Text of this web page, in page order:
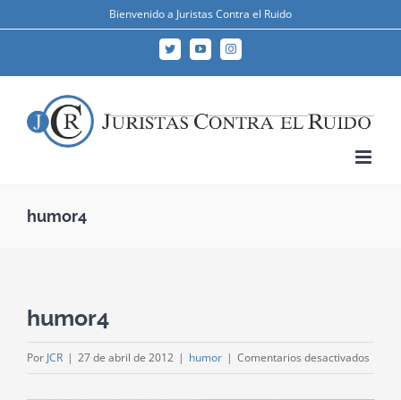
Bienvenido a Juristas Contra el Ruido
TwitterYouTubeInstagram
humor4
humor4
Por JCR | 27 de abril de 2012 | humor | Comentarios desactivados